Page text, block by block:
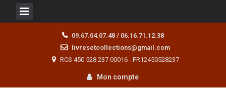
09.67.04.07.48 / 06.16.71.12.38
livresetcollections@gmail.com
RCS 450 528 237 00016 - FR12450528237
Mon compte